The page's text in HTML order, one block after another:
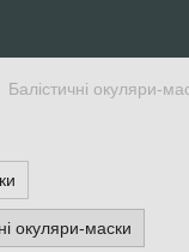
Балістичні окуляри-
окуляри-маски